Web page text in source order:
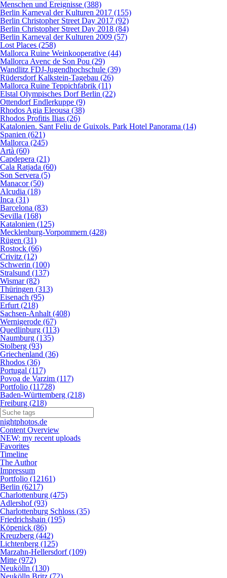
Menschen und Ereignisse (388)
Berlin Karneval der Kulturen 2017 (155)
Berlin Christopher Street Day 2017 (92)
Berlin Christopher Street Day 2018 (84)
Berlin Karneval der Kulturen 2009 (57)
Lost Places (258)
Mallorca Ruine Weinkooperative (44)
Mallorca Avenc de Son Pou (29)
Wandlitz FDJ-Jugendhochschule (39)
Rüdersdorf Kalkstein-Tagebau (26)
Mallorca Ruine Teppichfabrik (11)
Elstal Olympisches Dorf Berlin (22)
Ottendorf Endlerkuppe (9)
Rhodos Agia Eleousa (38)
Rhodos Profitis Ilias (26)
Katalonien. Sant Feliu de Guixols. Park Hotel Panorama (14)
Spanien (621)
Mallorca (245)
Artà (60)
Capdepera (21)
Cala Ratjada (60)
Son Servera (5)
Manacor (50)
Alcudia (18)
Inca (31)
Barcelona (83)
Sevilla (168)
Katalonien (125)
Mecklenburg-Vorpommern (428)
Rügen (31)
Rostock (66)
Crivitz (12)
Schwerin (100)
Stralsund (137)
Wismar (82)
Thüringen (313)
Eisenach (95)
Erfurt (218)
Sachsen-Anhalt (408)
Wernigerode (67)
Quedlinburg (113)
Naumburg (135)
Stolberg (93)
Griechenland (36)
Rhodos (36)
Portugal (117)
Povoa de Varzim (117)
Portfolio (11728)
Baden-Württemberg (218)
Freiburg (218)
nightphotos.de
Content Overview
NEW: my recent uploads
Favorites
Timeline
The Author
Impressum
Portfolio (12161)
Berlin (6217)
Charlottenburg (475)
Adlershof (93)
Charlottenburg Schloss (35)
Friedrichshain (195)
Köpenick (86)
Kreuzberg (442)
Lichtenberg (125)
Marzahn-Hellersdorf (109)
Mitte (972)
Neukölln (130)
Neukölln Britz (72)